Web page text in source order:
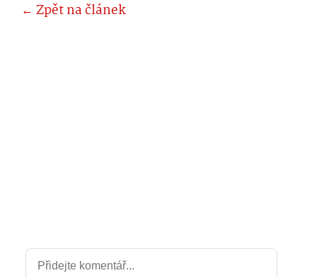
← Zpět na článek